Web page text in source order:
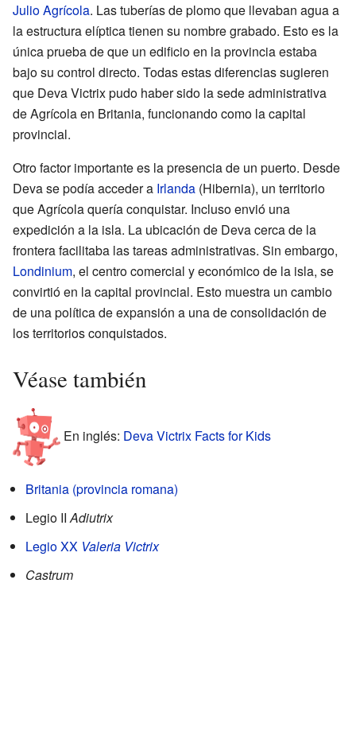
Julio Agrícola. Las tuberías de plomo que llevaban agua a
la estructura elíptica tienen su nombre grabado. Esto es la
única prueba de que un edificio en la provincia estaba
bajo su control directo. Todas estas diferencias sugieren
que Deva Victrix pudo haber sido la sede administrativa
de Agrícola en Britania, funcionando como la capital
provincial.
Otro factor importante es la presencia de un puerto. Desde
Deva se podía acceder a Irlanda (Hibernia), un territorio
que Agrícola quería conquistar. Incluso envió una
expedición a la isla. La ubicación de Deva cerca de la
frontera facilitaba las tareas administrativas. Sin embargo,
Londinium, el centro comercial y económico de la isla, se
convirtió en la capital provincial. Esto muestra un cambio
de una política de expansión a una de consolidación de
los territorios conquistados.
Véase también
En inglés: Deva Victrix Facts for Kids
Britania (provincia romana)
Legio IIAdiutrix
Legio XX Valeria Victrix
Castrum